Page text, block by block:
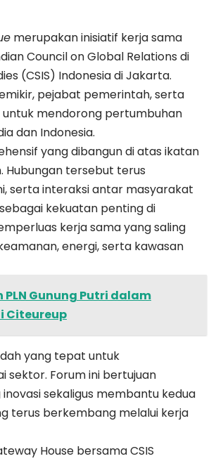
merupakan inisiatif kerja sama
Council on Global Relations di
(CSIS) Indonesia di Jakarta.
pejabat pemerintah, serta
untuk mendorong pertumbuhan
dan Indonesia.
yang dibangun di atas ikatan
Hubungan tersebut terus
serta interaksi antar masyarakat
kekuatan penting di
kerja sama yang saling
energi, serta kawasan
Gunung Putri dalam
Citeureup
yang tepat untuk
Forum ini bertujuan
sekaligus membantu kedua
terus berkembang melalui kerja
House bersama CSIS